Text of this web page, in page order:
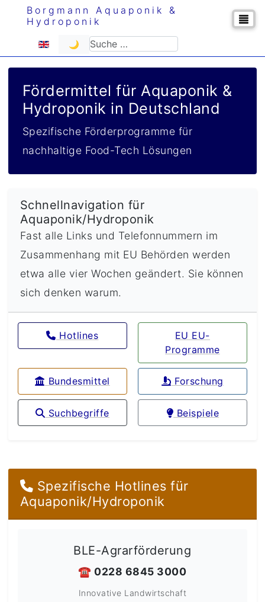
Borgmann Aquaponik &
Hydroponik
Sprache auswählen
🌙 Suchen
Fördermittel für Aquaponik &
Hydroponik in Deutschland
Spezifische Förderprogramme für
nachhaltige Food-Tech Lösungen
Schnellnavigation für
Aquaponik/Hydroponik
Fast alle Links und Telefonnummern im
Zusammenhang mit EU Behörden werden
etwa alle vier Wochen geändert. Sie können
sich denken warum.
Hotlines
EU EU-
Programme
️ Bundesmittel Forschung
Suchbegriffe Beispiele
Spezifische Hotlines für
Aquaponik/Hydroponik
BLE-Agrarförderung
☎️ 0228 6845 3000
Innovative Landwirtschaft